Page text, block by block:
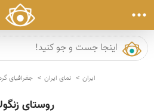
ایران نمای ایران جغرافیای
روستای